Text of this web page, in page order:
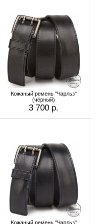
Кожаный ремень "Чарльз"
(чёрный)
3 700 р.
Кожаный ремень "Чарльз"